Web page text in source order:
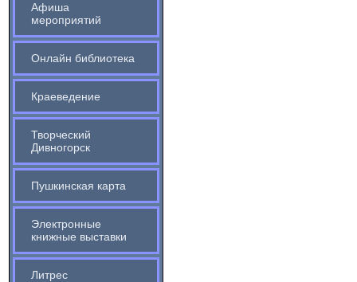
Афиша
мероприятий
Онлайн библиотека
Краеведение
Творческий
Дивногорск
Пушкинская карта
Электронные
книжные выставки
Литрес